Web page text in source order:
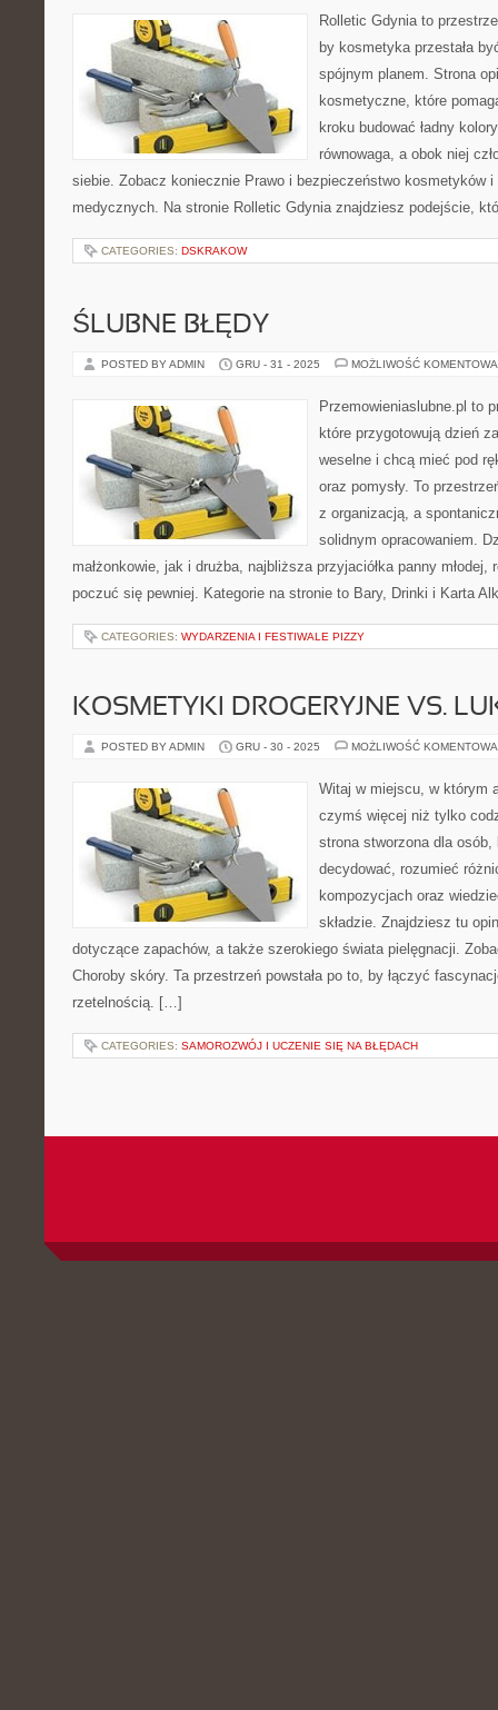
Rolletic Gdynia to
by kosmetyka przestała
spójnym planem. Strona
kosmetyczne, które
kroku budować ładny
równowaga, a obok niej
siebie. Zobacz koniecznie Prawo i bezpieczeństwo kosmetyków i
medycznych. Na stronie Rolletic Gdynia znajdziesz podejście,
CATEGORIES: DSKRAKOW
ŚLUBNE BŁĘDY
POSTED BY ADMIN GRU - 31 - 2025 MOŻLIWOŚĆ
Przemowieniaslubne.pl to
które przygotowują dzień
weselne i chcą mieć pod
oraz pomysły. To
z organizacją, a
solidnym opracowaniem.
małżonkowie, jak i drużba, najbliższa przyjaciółka panny
poczuć się pewniej. Kategorie na stronie to Bary, Drinki i Karta
CATEGORIES: WYDARZENIA I FESTIWALE PIZZY
KOSMETYKI DROGERYJNE VS.
POSTED BY ADMIN GRU - 30 - 2025 MOŻLIWOŚĆ
Witaj w miejscu, w którym
czymś więcej niż tylko
strona stworzona dla
decydować, rozumieć
kompozycjach oraz
składzie. Znajdziesz tu
dotyczące zapachów, a także szerokiego świata pielęgnacji.
Choroby skóry. Ta przestrzeń powstała po to, by łączyć
rzetelnością. […]
CATEGORIES: SAMOROZWÓJ I UCZENIE SIĘ NA BŁĘDACH